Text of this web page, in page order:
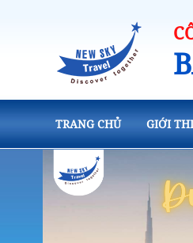
TRANG CHỦ GIỚI